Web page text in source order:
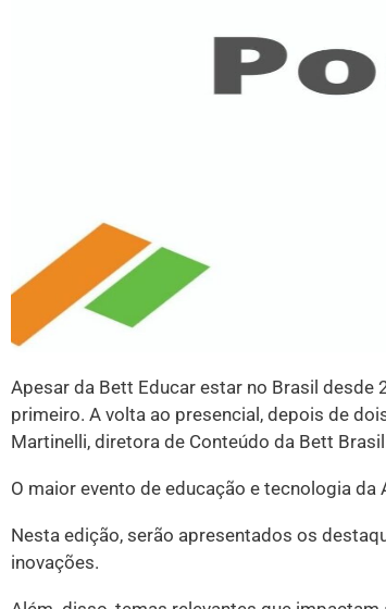
Apesar da Bett Educar estar no Brasil desde
primeiro. A volta ao presencial, depois de
Martinelli, diretora de Conteúdo da Bett
O maior evento de educação e tecnologia
Nesta edição, serão apresentados os
inovações.